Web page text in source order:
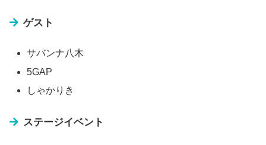
ゲスト
サバンナ八木
5GAP
しゃかりき
ステージイベント